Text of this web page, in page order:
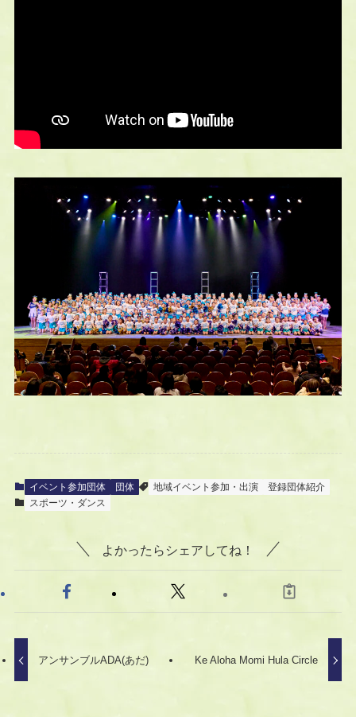
イベント参加団体 団体 地域イベント参加・出演
登録団体紹介
スポーツ・ダンス
よかったらシェアしてね！
アンサンブルADA(あだ) Ke Aloha Momi Hula Circle